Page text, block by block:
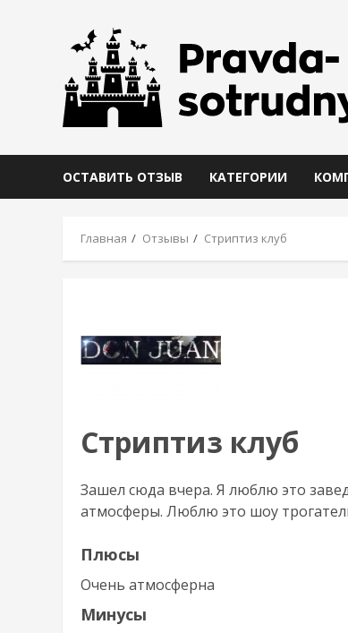
ОСТАВИТЬ ОТЗЫВ КАТЕГОРИИ
Главная Отзывы Стриптиз клуб
Стриптиз клуб
Зашел сюда вчера. Я люблю это
атмосферы. Люблю это шоу
Плюсы
Очень атмосферна
Минусы